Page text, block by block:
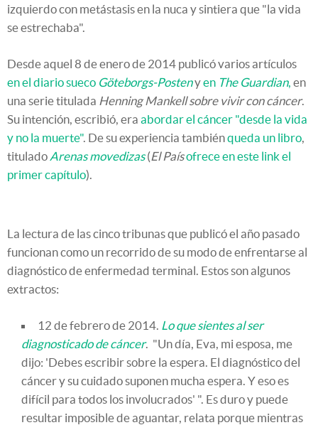
izquierdo con metástasis en la nuca y sintiera que "la vida
se estrechaba".
Desde aquel 8 de enero de 2014 publicó varios artículos
en el diario sueco Göteborgs-Postenyen The Guardian, en
una serie titulada Henning Mankell sobre vivir con cáncer.
Su intención, escribió, era abordar el cáncer "desde la vida
y no la muerte". De su experiencia tambiénqueda un libro
titulado Arenas movedizas(El Paísofrece en este link el
primer capítulo).
La lectura de las cinco tribunas que publicó el año pasado
funcionan como un recorrido de su modo de enfrentarse al
diagnóstico de enfermedad terminal. Estos son algunos
extractos:
12 de febrero de 2014. Lo que sientes al ser
diagnosticado de cáncer. "Un día, Eva, mi esposa, me
dijo: 'Debes escribir sobre la espera. El diagnóstico del
cáncer y su cuidado suponen mucha espera. Y eso es
difícil para todos los involucrados' ". Es duro y puede
resultar imposible de aguantar, relata porque mientras